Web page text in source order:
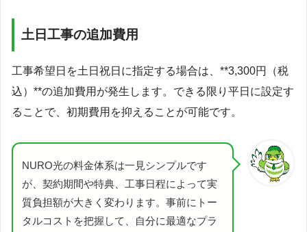
土日工事の追加費用
工事希望日を土日祝日に指定する場合は、**3,300円（税
込）**の追加費用が発生します。できる限り平日に設定す
ることで、初期費用を抑えることが可能です。
NURO光の料金体系は一見シンプルです
が、契約期間や特典、工事日程によって実
質負担額が大きく変わります。事前にトー
タルコストを把握して、自分に最適なプラ